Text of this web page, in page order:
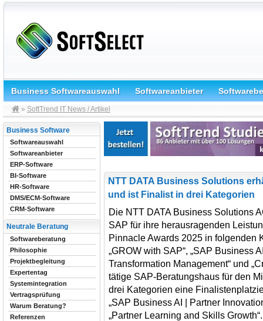
Business Softwareauswahl Softwareanbieter
» SoftTrend IT News / Artikel
NTT DATA Business Solutions
und ist Finalist in drei Kategorien
Die NTT DATA Business Solutions
SAP für ihre herausragenden
Pinnacle Awards 2025 in folgenden
„GROW with SAP“, „SAP Business
Transformation Management“ und
tätige SAP-Beratungshaus für den
drei Kategorien eine
„SAP Business AI | Partner
„Partner Learning and Skills
Business Software
Softwareauswahl
Softwareanbieter
ERP-Software
BI-Software
HR-Software
DMS/ECM-Software
CRM-Software
Neutrale Beratung
Softwareberatung
Philosophie
Projektbegleitung
Expertentag
Systemintegration
Vertragsprüfung
Warum Beratung?
Referenzen